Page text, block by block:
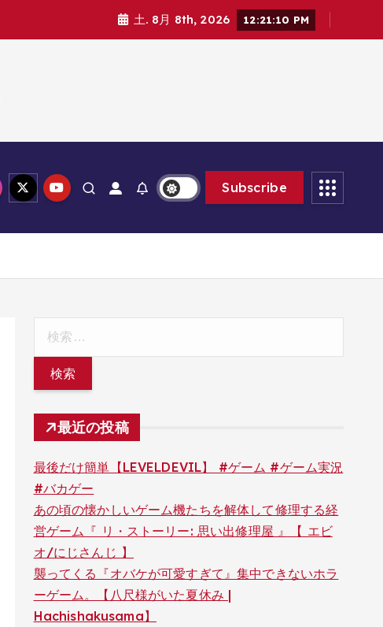
土. 8月 8th, 2026 12:21:11 PM
Subscribe
最近の投稿
最後だけ簡単【LEVELDEVIL】 #ゲーム #ゲーム実況
#バカゲー
あの頃の懐かしいゲーム機たちを解体して修理する経
営ゲーム『 リ・ストーリー: 思い出修理屋 』【 エビ
オ/にじさんじ 】
襲ってくる『オバケが可愛すぎて』集中できないホラ
ーゲーム。【八尺様がいた夏休み |
Hachishakusama】